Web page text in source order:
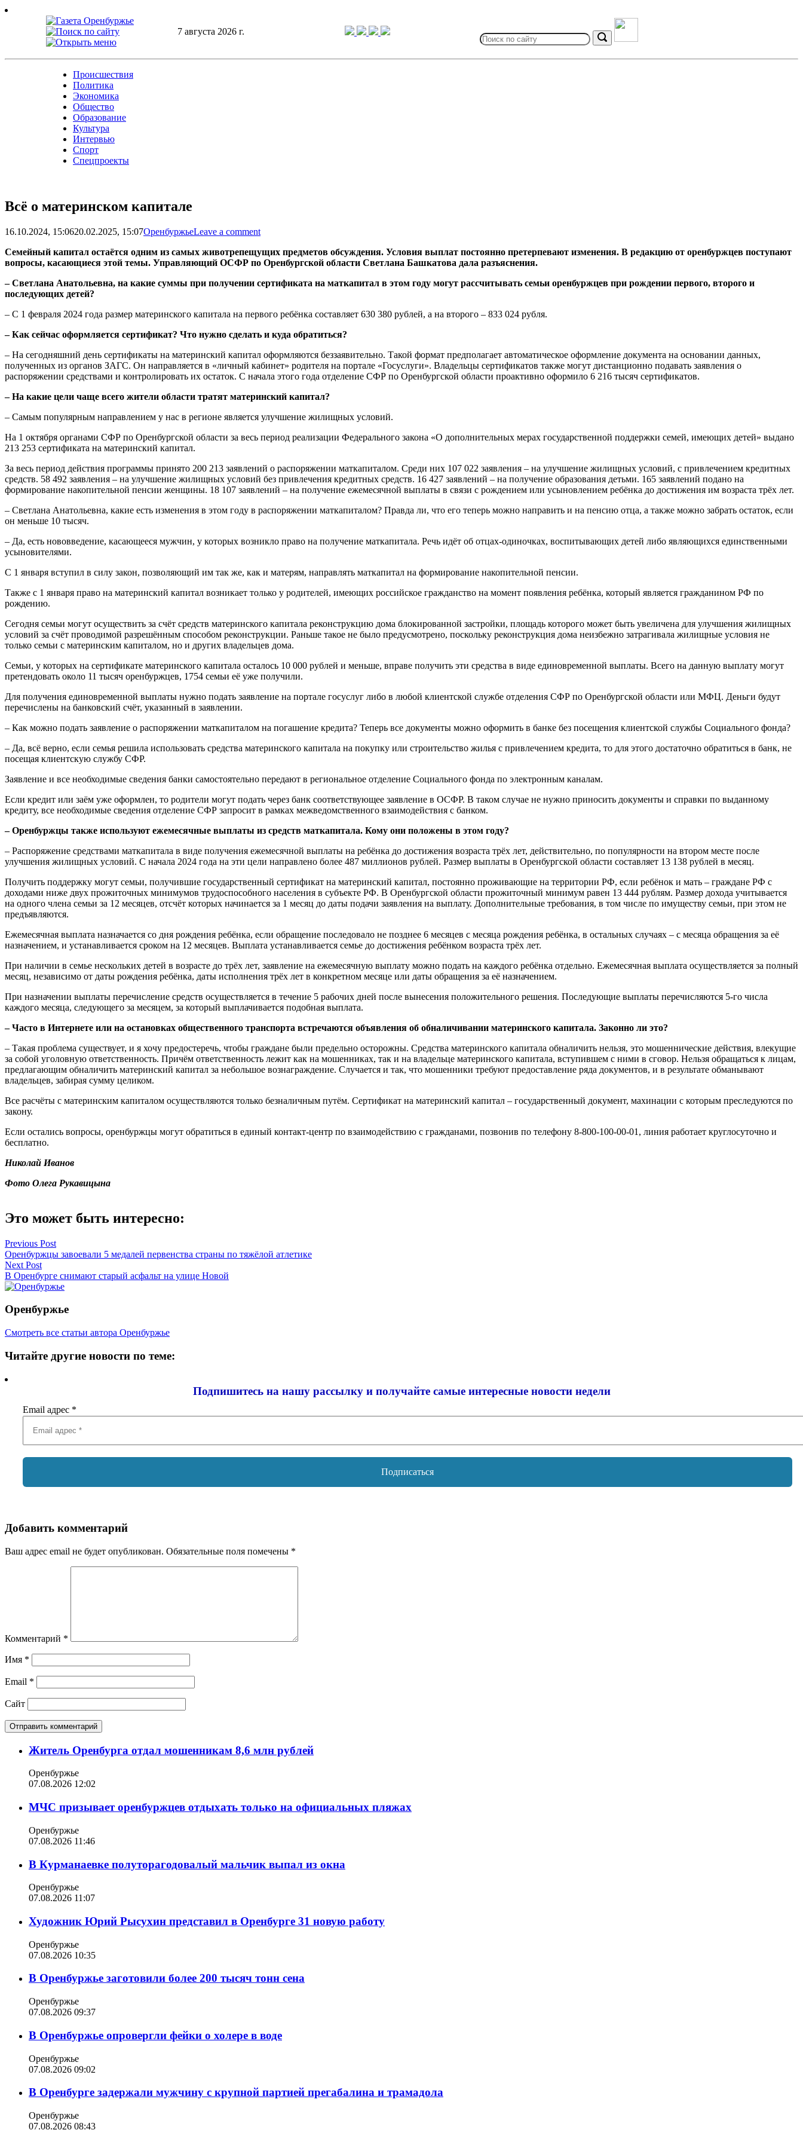
Skip
7 августа 2026 г.
for:
Search
Происшествия
Политика
Экономика
Общество
Образование
Культура
Интервью
Спорт
Спецпроекты
Всё о материнском капитале
16.10.2024, 15:0620.02.2025, 15:07ОренбуржьеLeave a comment
Семейный капитал остаётся одним из самых животрепещущих предметов обсуждения. Условия выплат постоянно претерпевают изменения. В редакцию от оренбуржцев поступают
вопросы, касающиеся этой темы. Управляющий ОСФР по Оренбургской области Светлана Башкатова дала разъяснения.
– Светлана Анатольевна, на какие суммы при получении сертификата на маткапитал в этом году могут рассчитывать семьи оренбуржцев при рождении первого, второго и
последующих детей?
– С 1 февраля 2024 года размер материнского капитала на первого ребёнка составляет 630 380 рублей, а на второго – 833 024 рубля.
– Как сейчас оформляется сертификат? Что нужно сделать и куда обратиться?
– На сегодняшний день сертификаты на материнский капитал оформляются беззаявительно. Такой формат предполагает автоматическое оформление документа на основании данных,
полученных из органов ЗАГС. Он направляется в «личный кабинет» родителя на портале «Госуслуги». Владельцы сертификатов также могут дистанционно подавать заявления о
распоряжении средствами и контролировать их остаток. С начала этого года отделение СФР по Оренбургской области проактивно оформило 6 216 тысяч сертификатов.
– На какие цели чаще всего жители области тратят материнский капитал?
– Самым популярным направлением у нас в регионе является улучшение жилищных условий.
На 1 октября органами СФР по Оренбургской области за весь период реализации Федерального закона «О дополнительных мерах государственной поддержки семей, имеющих детей» выдано
213 253 сертификата на материнский капитал.
За весь период действия программы принято 200 213 заявлений о распоряжении маткапиталом. Среди них 107 022 заявления – на улучшение жилищных условий, с привлечением кредитных
средств. 58 492 заявления – на улучшение жилищных условий без привлечения кредитных средств. 16 427 заявлений – на получение образования детьми. 165 заявлений подано на
формирование накопительной пенсии женщины. 18 107 заявлений – на получение ежемесячной выплаты в связи с рождением или усыновлением ребёнка до достижения им возраста трёх лет.
– Светлана Анатольевна, какие есть изменения в этом году в распоряжении маткапиталом? Правда ли, что его теперь можно направить и на пенсию отца, а также можно забрать остаток, если
он меньше 10 тысяч.
– Да, есть нововведение, касающееся мужчин, у которых возникло право на получение маткапитала. Речь идёт об отцах-одиночках, воспитывающих детей либо являющихся единственными
усыновителями.
С 1 января вступил в силу закон, позволяющий им так же, как и матерям, направлять маткапитал на формирование накопительной пенсии.
Также с 1 января право на материнский капитал возникает только у родителей, имеющих российское гражданство на момент появления ребёнка, который является гражданином РФ по
рождению.
Сегодня семьи могут осуществить за счёт средств материнского капитала реконструкцию дома блокированной застройки, площадь которого может быть увеличена для улучшения жилищных
условий за счёт проводимой разрешённым способом реконструкции. Раньше такое не было предусмотрено, поскольку реконструкция дома неизбежно затрагивала жилищные условия не
только семьи с материнским капиталом, но и других владельцев дома.
Семьи, у которых на сертификате материнского капитала осталось 10 000 рублей и меньше, вправе получить эти средства в виде единовременной выплаты. Всего на данную выплату могут
претендовать около 11 тысяч оренбуржцев, 1754 семьи её уже получили.
Для получения единовременной выплаты нужно подать заявление на портале госуслуг либо в любой клиентской службе отделения СФР по Оренбургской области или МФЦ. Деньги будут
перечислены на банковский счёт, указанный в заявлении.
– Как можно подать заявление о распоряжении маткапиталом на погашение кредита? Теперь все документы можно оформить в банке без посещения клиентской службы Социального фонда?
– Да, всё верно, если семья решила использовать средства материнского капитала на покупку или строительство жилья с привлечением кредита, то для этого достаточно обратиться в банк, не
посещая клиентскую службу СФР.
Заявление и все необходимые сведения банки самостоятельно передают в региональное отделение Социального фонда по электронным каналам.
Если кредит или заём уже оформлен, то родители могут подать через банк соответствующее заявление в ОСФР. В таком случае не нужно приносить документы и справки по выданному
кредиту, все необходимые сведения отделение СФР запросит в рамках межведомственного взаимодействия с банком.
– Оренбуржцы также используют ежемесячные выплаты из средств маткапитала. Кому они положены в этом году?
– Распоряжение средствами маткапитала в виде получения ежемесячной выплаты на ребёнка до достижения возраста трёх лет, действительно, по популярности на втором месте после
улучшения жилищных условий. С начала 2024 года на эти цели направлено более 487 миллионов рублей. Размер выплаты в Оренбургской области составляет 13 138 рублей в месяц.
Получить поддержку могут семьи, получившие государственный сертификат на материнский капитал, постоянно проживающие на территории РФ, если ребёнок и мать – граждане РФ с
доходами ниже двух прожиточных минимумов трудоспособного населения в субъекте РФ. В Оренбургской области прожиточный минимум равен 13 444 рублям. Размер дохода учитывается
на одного члена семьи за 12 месяцев, отсчёт которых начинается за 1 месяц до даты подачи заявления на выплату. Дополнительные требования, в том числе по имуществу семьи, при этом не
предъявляются.
Ежемесячная выплата назначается со дня рождения ребёнка, если обращение последовало не позднее 6 месяцев с месяца рождения ребёнка, в остальных случаях – с месяца обращения за её
назначением, и устанавливается сроком на 12 месяцев. Выплата устанавливается семье до достижения ребёнком возраста трёх лет.
При наличии в семье нескольких детей в возрасте до трёх лет, заявление на ежемесячную выплату можно подать на каждого ребёнка отдельно. Ежемесячная выплата осуществляется за полный
месяц, независимо от даты рождения ребёнка, даты исполнения трёх лет в конкретном месяце или даты обращения за её назначением.
При назначении выплаты перечисление средств осуществляется в течение 5 рабочих дней после вынесения положительного решения. Последующие выплаты перечисляются 5-го числа
каждого месяца, следующего за месяцем, за который выплачивается подобная выплата.
– Часто в Интернете или на остановках общественного транспорта встречаются объявления об обналичивании материнского капитала. Законно ли это?
– Такая проблема существует, и я хочу предостеречь, чтобы граждане были предельно осторожны. Средства материнского капитала обналичить нельзя, это мошеннические действия, влекущие
за собой уголовную ответственность. Причём ответственность лежит как на мошенниках, так и на владельце материнского капитала, вступившем с ними в сговор. Нельзя обращаться к лицам,
предлагающим обналичить материнский капитал за небольшое вознаграждение. Случается и так, что мошенники требуют предоставление ряда документов, и в результате обманывают
владельцев, забирая сумму целиком.
Все расчёты с материнским капиталом осуществляются только безналичным путём. Сертификат на материнский капитал – государственный документ, махинации с которым преследуются по
закону.
Если остались вопросы, оренбуржцы могут обратиться в единый контакт-центр по взаимодействию с гражданами, позвонив по телефону 8-800-100-00-01, линия работает круглосуточно и
бесплатно.
Николай Иванов
Фото Олега Рукавицына
Это может быть интересно:
Навигация
по
записям
Previous Post
Оренбуржцы завоевали 5 медалей первенства страны по тяжёлой атлетике
Next Post
В Оренбурге снимают старый асфальт на улице Новой
Оренбуржье
Смотреть все статьи автора Оренбуржье
Читайте другие новости по теме:
Подпишитесь на нашу рассылку и получайте самые интересные новости недели
Email адрес *
Добавить комментарий
Ваш адрес email не будет опубликован. Обязательные поля помечены *
Комментарий *
Имя *
Email *
Сайт
Житель Оренбурга отдал мошенникам 8,6 млн рублей
Оренбуржье
07.08.2026 12:02
МЧС призывает оренбуржцев отдыхать только на официальных пляжах
Оренбуржье
07.08.2026 11:46
В Курманаевке полуторагодовалый мальчик выпал из окна
Оренбуржье
07.08.2026 11:07
Художник Юрий Рысухин представил в Оренбурге 31 новую работу
Оренбуржье
07.08.2026 10:35
В Оренбуржье заготовили более 200 тысяч тонн сена
Оренбуржье
07.08.2026 09:37
В Оренбуржье опровергли фейки о холере в воде
Оренбуржье
07.08.2026 09:02
В Оренбурге задержали мужчину с крупной партией прегабалина и трамадола
Оренбуржье
07.08.2026 08:43